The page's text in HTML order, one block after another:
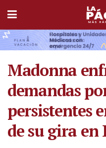
Madonna
demandas
persistentes
de su gira en